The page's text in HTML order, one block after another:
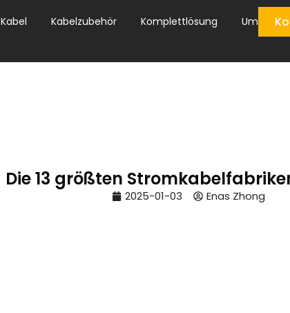
Kabel Kabelzubehör Komplettlösung Um
Die 13 größten
2025-01-03 Enas Zhong